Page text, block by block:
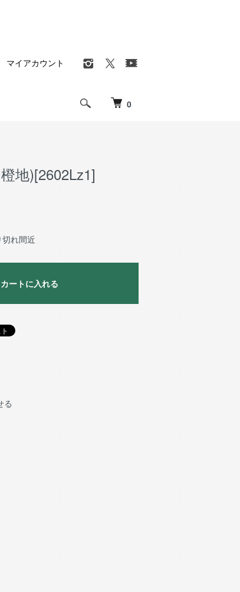
0
マイアカウント
地)[2602Lz1]
れ間近
カートに入れる
る